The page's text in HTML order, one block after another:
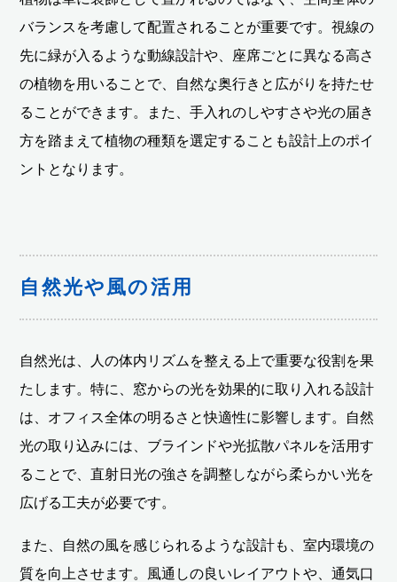
バランスを考慮して配置されることが重要です。視線の
先に緑が入るような動線設計や、座席ごとに異なる高さ
の植物を用いることで、自然な奥行きと広がりを持たせ
ることができます。また、手入れのしやすさや光の届き
方を踏まえて植物の種類を選定することも設計上のポイ
ントとなります。
自然光や風の活用
自然光は、人の体内リズムを整える上で重要な役割を果
たします。特に、窓からの光を効果的に取り入れる設計
は、オフィス全体の明るさと快適性に影響します。自然
光の取り込みには、ブラインドや光拡散パネルを活用す
ることで、直射日光の強さを調整しながら柔らかい光を
広げる工夫が必要です。
また、自然の風を感じられるような設計も、室内環境の
質を向上させます。風通しの良いレイアウトや、通気口